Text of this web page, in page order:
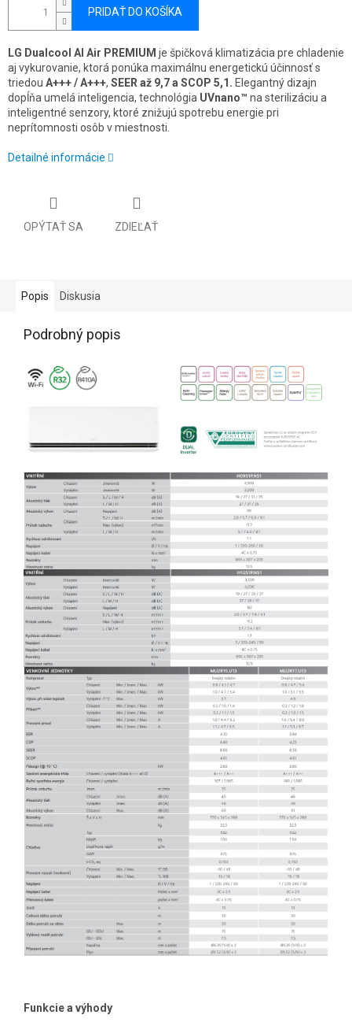
PRIDAŤ DO KOŠÍKA
LG Dualcool AI Air PREMIUM je špičková klimatizácia pre chladenie
aj vykurovanie, ktorá ponúka maximálnu energetickú účinnosť s
triedou A+++ / A+++, SEER až 9,7 a SCOP 5,1. Elegantný dizajn
dopĺňa umelá inteligencia, technológia UVnano™ na sterilizáciu a
inteligentné senzory, ktoré znižujú spotrebu energie pri
neprítomnosti osôb v miestnosti.
Detailné informácie
OPÝTAŤ SA ZDIEĽAŤ
Popis Diskusia
Podrobný popis
Funkcie a výhody